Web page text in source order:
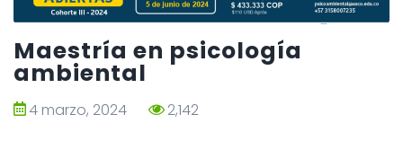
Maestría en psicología
ambiental
4 marzo, 2024 2,142